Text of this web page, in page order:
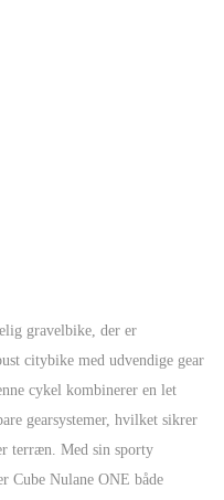
gravelbike, der er
citybike med udvendige gear
cykel kombinerer en let
gearsystemer, hvilket sikrer
terræn. Med sin sporty
Cube Nulane ONE både